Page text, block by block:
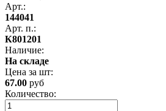
Арт.:
144041
Арт. п.:
К801201
Наличие:
На складе
Цена за шт:
67.00 руб
Количество: